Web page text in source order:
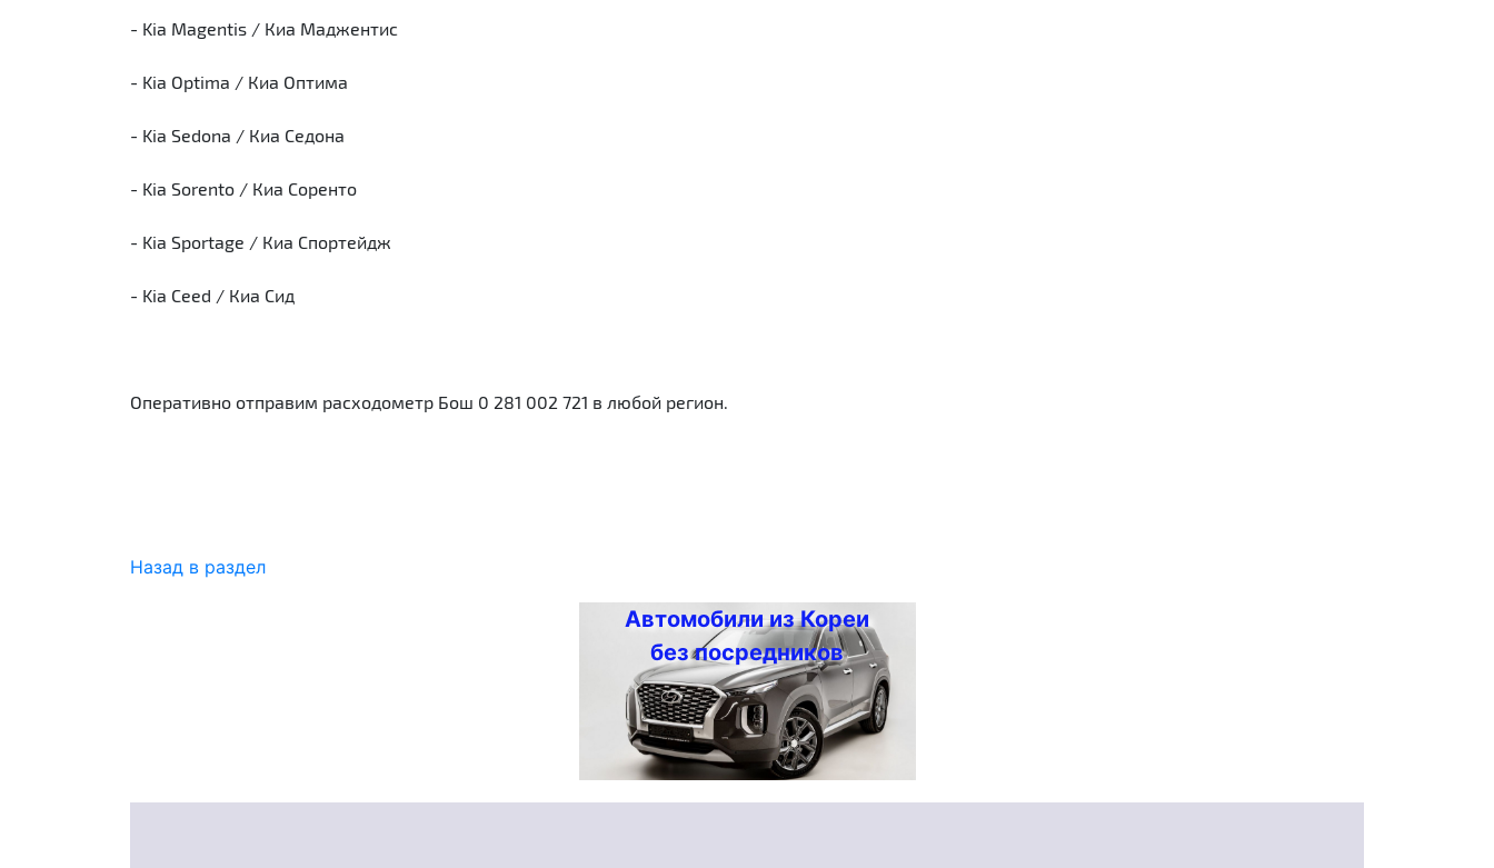
- Kia Magentis / Киа Маджентис
- Kia Optima / Киа Оптима
- Kia Sedona / Киа Седона
- Kia Sorento / Киа Соренто
- Kia Sportage / Киа Спортейдж
- Kia Ceed / Киа Сид
Оперативно отправим расходометр Бош 0 281 002 721 в любой регион.
Назад в раздел
Автомобили из Кореи
без посредников